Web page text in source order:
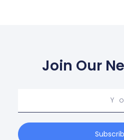
Join Our